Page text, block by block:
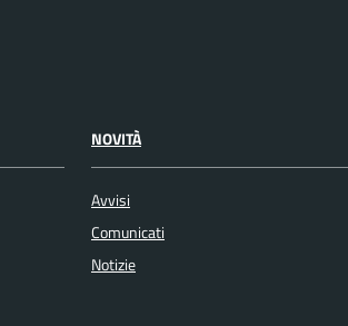
NOVITÀ
Avvisi
Comunicati
Notizie